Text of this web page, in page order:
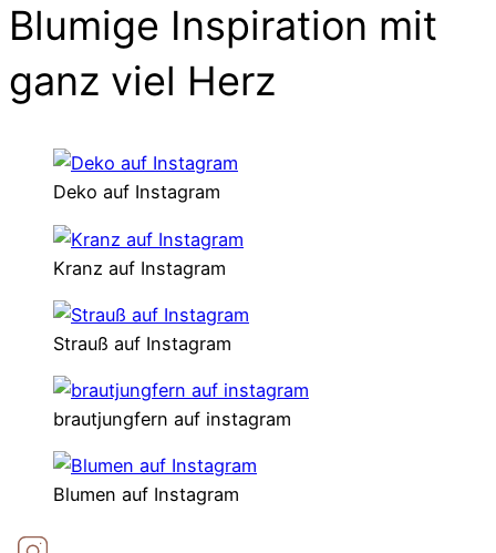
Blumige Inspiration mit
ganz viel Herz
Deko auf Instagram
Kranz auf Instagram
Strauß auf Instagram
brautjungfern auf instagram
Blumen auf Instagram